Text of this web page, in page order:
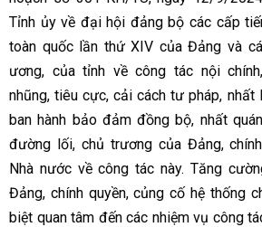
Tỉnh ủy về đại hội đảng bộ các cấp
toàn quốc lần thứ XIV của Đảng và
ương, của tỉnh về công tác nội
nhũng, tiêu cực, cải cách tư pháp, nhất
ban hành bảo đảm đồng bộ, nhất
đường lối, chủ trương của Đảng,
Nhà nước về công tác này. Tăng
Đảng, chính quyền, củng cố hệ thống
biệt quan tâm đến các nhiệm vụ công